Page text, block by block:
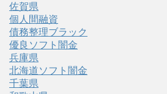
佐賀県
個人間融資
債務整理ブラック
優良ソフト闇金
兵庫県
北海道ソフト闇金
千葉県